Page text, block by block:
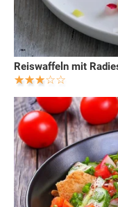
Reiswaffeln mit